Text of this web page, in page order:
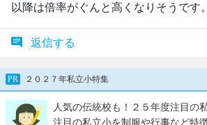
以降は倍率がぐんと高くなりそうです。
返信する